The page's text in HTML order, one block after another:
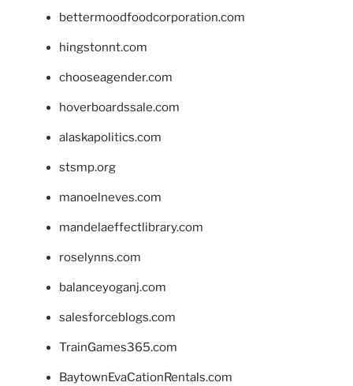
bettermoodfoodcorporation.com
hingstonnt.com
chooseagender.com
hoverboardssale.com
alaskapolitics.com
stsmp.org
manoelneves.com
mandelaeffectlibrary.com
roselynns.com
balanceyoganj.com
salesforceblogs.com
TrainGames365.com
BaytownEvaCationRentals.com